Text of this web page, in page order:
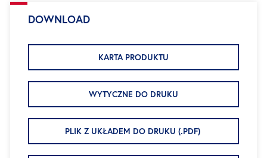
DOWNLOAD
KARTA PRODUKTU
WYTYCZNE DO DRUKU
PLIK Z UKŁADEM DO DRUKU (.PDF)